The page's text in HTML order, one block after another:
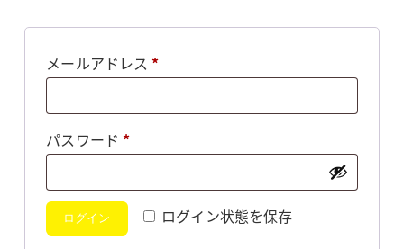
メールアドレス *必
パスワード *必
ログイン状態を保存
ログイン